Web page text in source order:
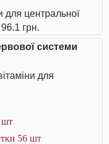
для центральної
грн.
системи
для
шт
56 шт